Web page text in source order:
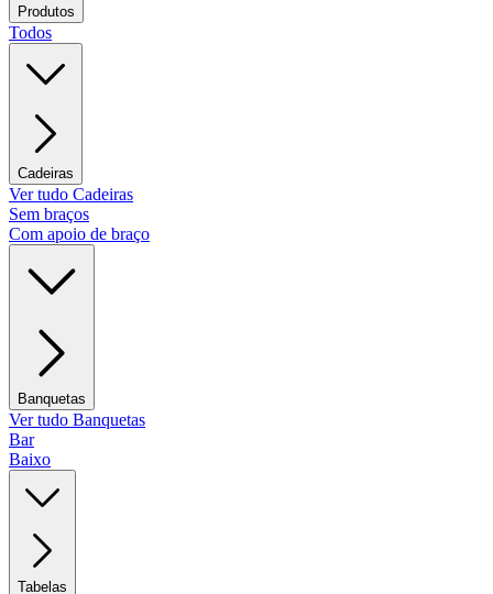
Produtos
Todos
Cadeiras
Ver tudo Cadeiras
Sem braços
Com apoio de braço
Banquetas
Ver tudo Banquetas
Bar
Baixo
Tabelas